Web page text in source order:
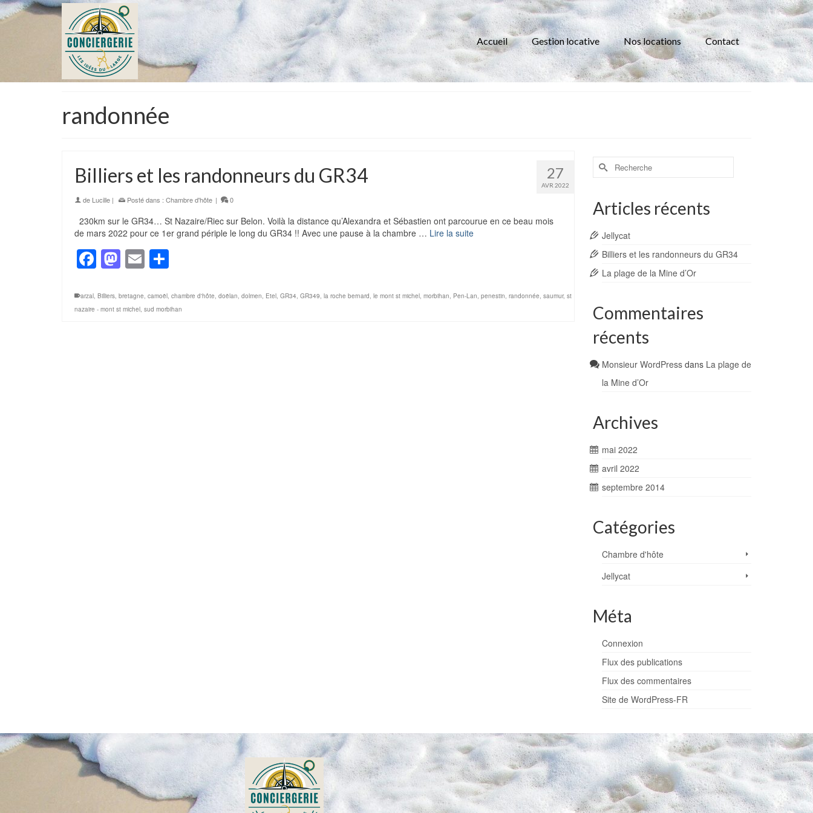
Accueil Gestion locative Nos locations Contact
randonnée
27
AVR 2022
Billiers et les randonneurs du GR34
de Lucille | Posté dans : Chambre d'hôte | 0
230km sur le GR34… St Nazaire/Riec sur Belon. Voilà la distance qu’Alexandra et Sébastien ont parcourue en ce beau mois
de mars 2022 pour ce 1er grand périple le long du GR34 !! Avec une pause à la chambre … Lire la suite
Facebook
Mastodon
Email
arzal, Billiers, bretagne, camoël, chambre d'hôte, doëlan, dolmen, Etel, GR34, GR349, la roche bernard, le mont st michel, morbihan, Pen-Lan, penestin, randonnée, saumur, st
nazaire - mont st michel, sud morbihan
Rechercher :
Articles récents
Jellycat
Billiers et les randonneurs du GR34
La plage de la Mine d’Or
Commentaires
récents
Monsieur WordPressdans La plage de
la Mine d’Or
Archives
mai 2022
avril 2022
septembre 2014
Catégories
Chambre d'hôte
Jellycat
Méta
Connexion
Flux des publications
Flux des commentaires
Site de WordPress-FR